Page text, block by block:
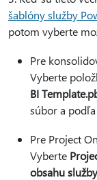
šablóny služby
potom vyberte
Pre
Vyberte
BI
súbor a
Pre Project
Vyberte
obsahu